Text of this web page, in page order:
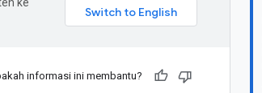
informasi ini membantu?